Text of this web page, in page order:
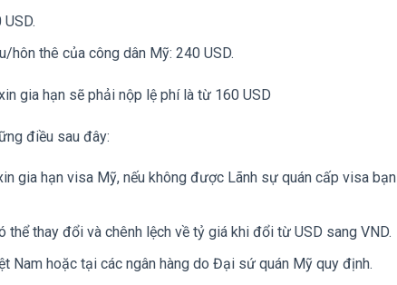
hôn thê của công dân Mỹ: 240 USD.
gia hạn sẽ phải nộp lệ phí là từ 160 USD
điều sau đây:
gia hạn visa Mỹ, nếu không được Lãnh sự quán cấp visa
thay đổi và chênh lệch về tỷ giá khi đổi từ USD sang VND.
Nam hoặc tại các ngân hàng do Đại sứ quán Mỹ quy định.